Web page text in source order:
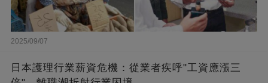
2025/09/07
日本護理行業薪資危機：從業者疾呼"工資應漲三